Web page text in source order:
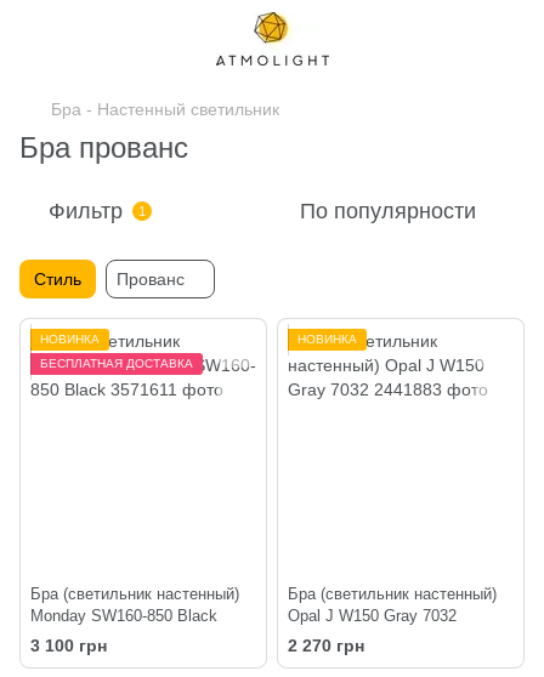
Бра - Настенный светильник
Бра прованс
Фильтр 1 По популярности
Стиль Прованс
НОВИНКА
БЕСПЛАТНАЯ ДОСТАВКА
Бра (светильник настенный)
Monday SW160-850 Black
3 100 грн
НОВИНКА
Бра (светильник настенный)
Opal J W150 Gray 7032
2 270 грн